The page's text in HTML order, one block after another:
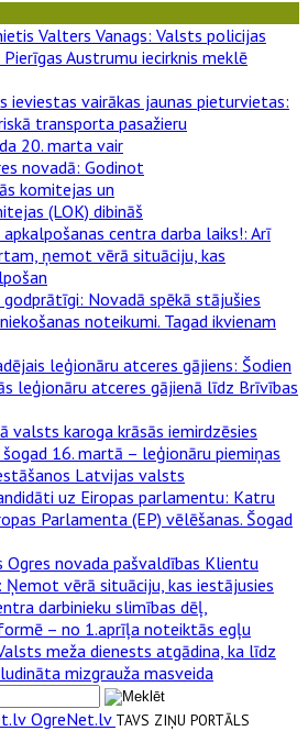
Valters Vanags: Valsts policijas
Austrumu iecirknis meklē
ieviestas vairākas jaunas pieturvietas:
transporta pasažieru
20. marta vair
novadā: Godinot
komitejas un
(LOK) dibināš
centra darba laiks!: Arī
ņemot vērā situāciju, kas
: Novadā spēkā stājušies
noteikumi. Tagad ikvienam
leģionāru atceres gājiens: Šodien
leģionāru atceres gājienā līdz Brīvības
valsts karoga krāsās iemirdzēsies
šogad 16. martā – leģionāru piemiņas
Latvijas valsts
uz Eiropas parlamentu: Katru
Parlamenta (EP) vēlēšanas. Šogad
novada pašvaldības Klientu
: Ņemot vērā situāciju, kas iestājusies
darbinieku slimības dēļ,
– no 1.aprīļa noteiktās egļu
meža dienests atgādina, ka līdz
mizgrauža masveida
OgreNet.lv TAVS ZIŅU PORTĀLS